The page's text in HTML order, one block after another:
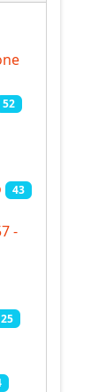
52
43
-
25